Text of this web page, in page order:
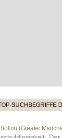
SUCHBEGRIFFE
Bolton (Greater